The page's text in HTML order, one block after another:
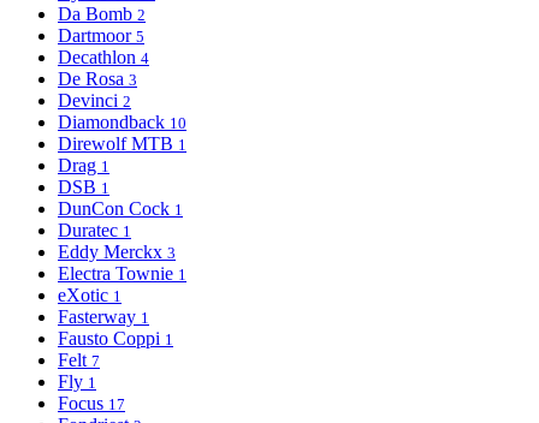
Da Bomb 2
Dartmoor 5
Decathlon 4
De Rosa 3
Devinci 2
Diamondback 10
Direwolf MTB 1
Drag 1
DSB 1
DunCon Cock 1
Duratec 1
Eddy Merckx 3
Electra Townie 1
eXotic 1
Fasterway 1
Fausto Coppi 1
Felt 7
Fly 1
Focus 17